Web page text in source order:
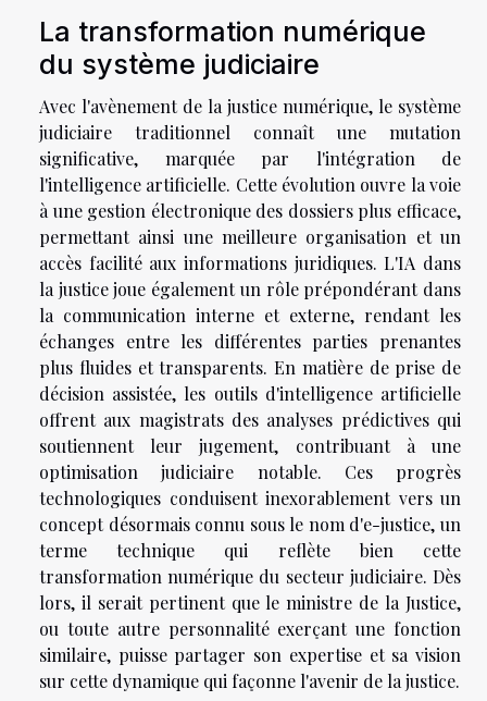
La transformation numérique
du système judiciaire
Avec l'avènement de la justice numérique, le système
judiciaire traditionnel connaît une mutation
significative, marquée par l'intégration de
l'intelligence artificielle. Cette évolution ouvre la voie
à une gestion électronique des dossiers plus efficace,
permettant ainsi une meilleure organisation et un
accès facilité aux informations juridiques. L'IA dans
la justice joue également un rôle prépondérant dans
la communication interne et externe, rendant les
échanges entre les différentes parties prenantes
plus fluides et transparents. En matière de prise de
décision assistée, les outils d'intelligence artificielle
offrent aux magistrats des analyses prédictives qui
soutiennent leur jugement, contribuant à une
optimisation judiciaire notable. Ces progrès
technologiques conduisent inexorablement vers un
concept désormais connu sous le nom d'e-justice, un
terme technique qui reflète bien cette
transformation numérique du secteur judiciaire. Dès
lors, il serait pertinent que le ministre de la Justice,
ou toute autre personnalité exerçant une fonction
similaire, puisse partager son expertise et sa vision
sur cette dynamique qui façonne l'avenir de la justice.